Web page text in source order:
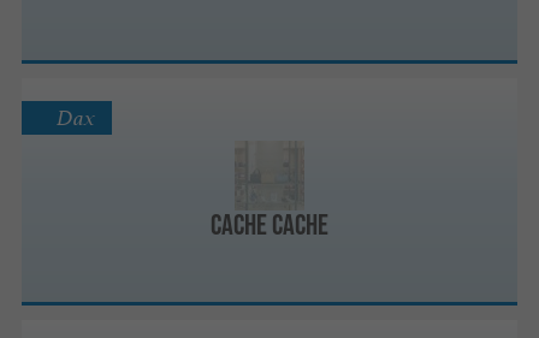
Cache Cache
Dax